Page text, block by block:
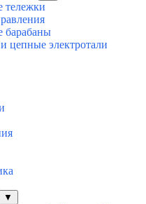
тележки
барабаны
цепные электротали
▼